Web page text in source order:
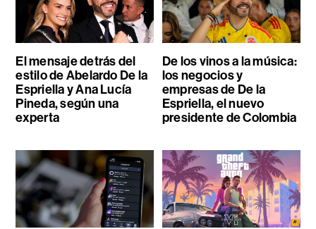
El mensaje detrás del
estilo de Abelardo De la
Espriella y Ana Lucía
Pineda, según una
experta
De los vinos a la música:
los negocios y
empresas de De la
Espriella, el nuevo
presidente de Colombia